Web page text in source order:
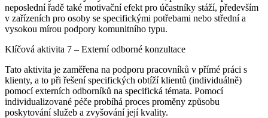
neposlední řadě také motivační efekt pro účastníky stáží, především
v zařízeních pro osoby se specifickými potřebami nebo střední a
vysokou mírou podpory komunitního typu.
Klíčová aktivita 7 – Externí odborné konzultace
Tato aktivita je zaměřena na podporu pracovníků v přímé práci s
klienty, a to při řešení specifických obtíží klientů (individuálně)
pomocí externích odborníků na specifická témata. Pomocí
individualizované péče probíhá proces proměny způsobu
poskytování služeb a zvyšování její kvality.